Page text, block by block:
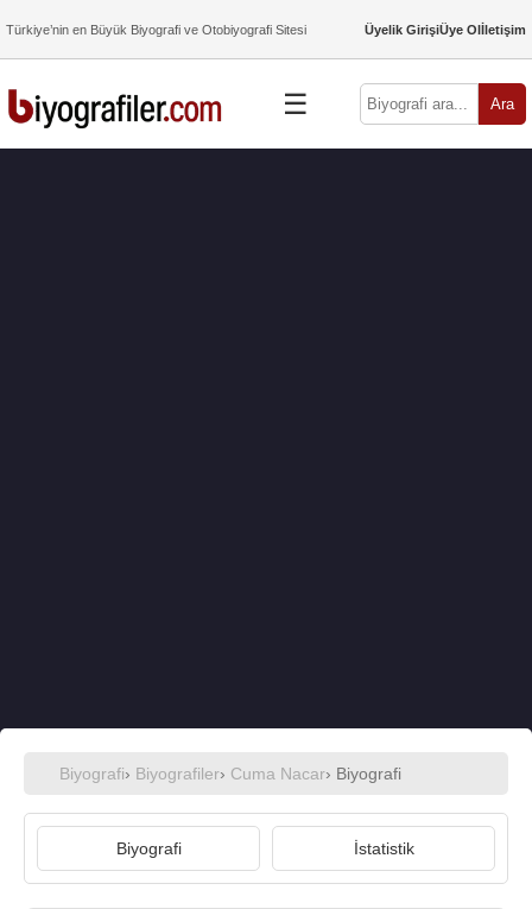
Türkiye’nin en Büyük Biyografi ve Otobiyografi Sitesi Üyelik GirişiÜye Olİletişim
☰ Ara
Biyografi› Biyografiler› Cuma Nacar› Biyografi
Biyografi İstatistik